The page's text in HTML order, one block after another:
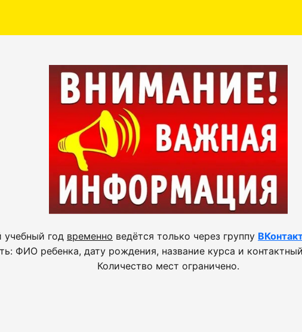
учебный год временно ведётся только через группу
ФИО ребенка, дату рождения, название курса и
Количество мест ограничено.